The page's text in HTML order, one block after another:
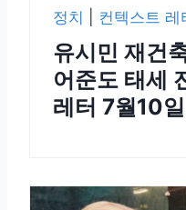
정치 컨텍스트 레
유시민 재건
어준도 태세
레터 7월10